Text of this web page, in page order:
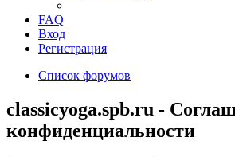
FAQ
Вход
Регистрация
Список форумов
classicyoga.spb.ru -
конфиденциальности